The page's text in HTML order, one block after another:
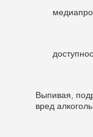
Выпивая,
вред